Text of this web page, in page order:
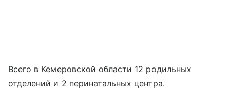
Всего в Кемеровской области 12 родильных
отделений и 2 перинатальных центра.